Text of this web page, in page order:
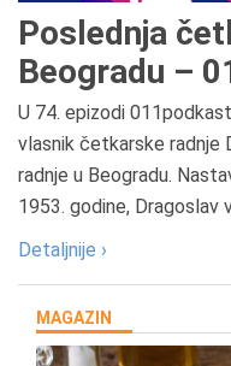
Poslednja
Beogradu –
U 74. epizodi
vlasnik četkarske radnje
radnje u Beogradu.
1953. godine, Dragoslav
Detaljnije ›
MAGAZIN